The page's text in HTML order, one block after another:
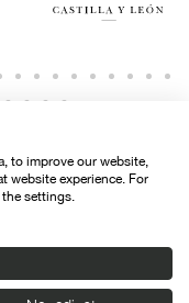
Valladolid International
to improve our website,
website experience. For
settings.